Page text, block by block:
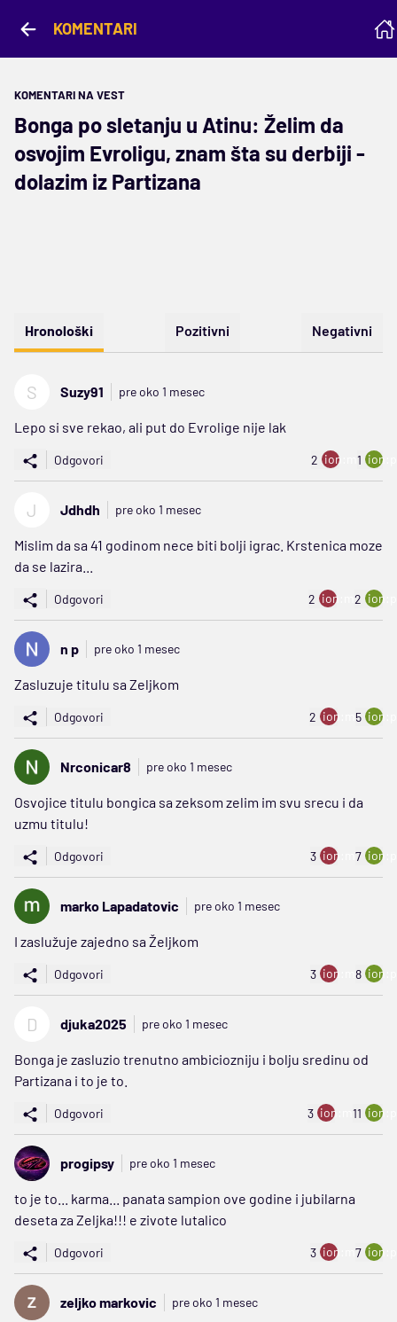
KOMENTARI
KOMENTARI NA VEST
Bonga po sletanju u Atinu: Želim da
osvojim Evroligu, znam šta su derbiji -
dolazim iz Partizana
Hronološki Pozitivni Negativni
S Suzy91 pre oko 1 mesec
Lepo si sve rekao, ali put do Evrolige nije lak
Odgovori 2 ion:minus
1
J Jdhdh pre oko 1 mesec
Mislim da sa 41 godinom nece biti bolji igrac. Krstenica moze
da se lazira...
Odgovori 2 ion:minus
2
n p pre oko 1 mesec
Zasluzuje titulu sa Zeljkom
Odgovori 2 ion:minus
5
Nrconicar8 pre oko 1 mesec
Osvojice titulu bongica sa zeksom zelim im svu srecu i da
uzmu titulu!
Odgovori 3 ion:minus
7
marko Lapadatovic pre oko 1 mesec
I zaslužuje zajedno sa Željkom
Odgovori 3 ion:minus
8
D djuka2025 pre oko 1 mesec
Bonga je zasluzio trenutno ambiciozniju i bolju sredinu od
Partizana i to je to.
Odgovori 3 ion:minus
11
progipsy pre oko 1 mesec
to je to... karma... panata sampion ove godine i jubilarna
deseta za Zeljka!!! e zivote lutalico
Odgovori 3 ion:minus
7
zeljko markovic pre oko 1 mesec